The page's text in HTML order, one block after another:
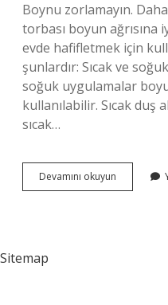
Boynu zorlamayın.
torbası boyun ağrısına
evde hafifletmek için
şunlardır: Sıcak ve
soğuk uygulamalar
kullanılabilir. Sıcak duş
sıcak…
Devamını okuyun
Ağrısına
Sitemap